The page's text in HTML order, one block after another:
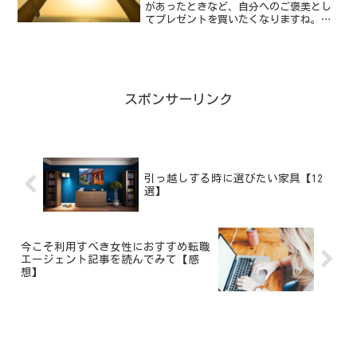
があったときなど、自分へのご褒美とし
てプレゼントを買いたくなりますね。ア
スポンサーリンク
引っ越しする時に選びたい家具【12
選】
今こそ利用すべき女性におすすめ転職
エージェント記事を読んでみて【感
想】